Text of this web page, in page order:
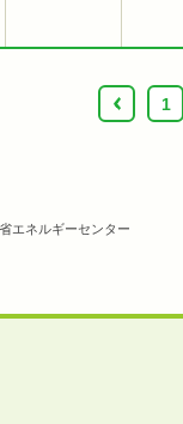
‹ 1
エネルギーセンター